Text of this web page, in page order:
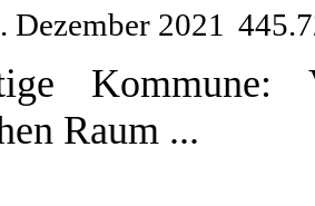
Dezember 2021
Raum ...